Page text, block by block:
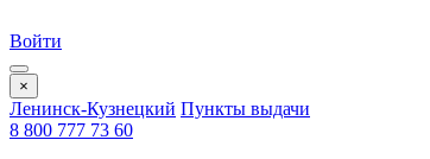
Войти
×
Ленинск-Кузнецкий Пункты выдачи
8 800 777 73 60